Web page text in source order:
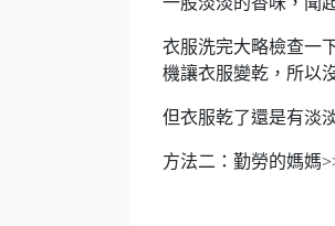
衣服洗完大略檢查一
機讓衣服變乾，所以
但衣服乾了還是有淡
方法二：勤勞的媽媽